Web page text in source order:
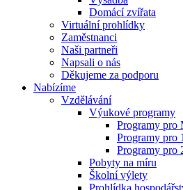
Domácí zvířata
Virtuální prohlídky
Zaměstnanci
Naši partneři
Napsali o nás
Děkujeme za podporu
Nabízíme
Vzdělávání
Výukové programy
Programy pro
Programy pro
Programy pro
Pobyty na míru
Školní výlety
Prohlídka